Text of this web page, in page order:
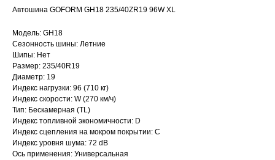
Автошина GOFORM GH18 235/40ZR19 96W XL
Модель: GH18
Сезонность шины: Летние
Шипы: Нет
Размер: 235/40R19
Диаметр: 19
Индекс нагрузки: 96 (710 кг)
Индекс скорости: W (270 км/ч)
Тип: Бескамерная (TL)
Индекс топливной экономичности: D
Индекс сцепления на мокром покрытии: C
Индекс уровня шума: 72 dB
Ось применения: Универсальная